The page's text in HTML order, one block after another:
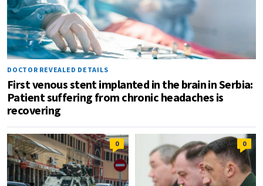
DOCTOR REVEALED DETAILS
First venous stent implanted in the brain in Serbia:
Patient suffering from chronic headaches is
recovering
0 0